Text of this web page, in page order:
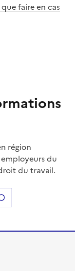
faire en cas
région
du
du travail.